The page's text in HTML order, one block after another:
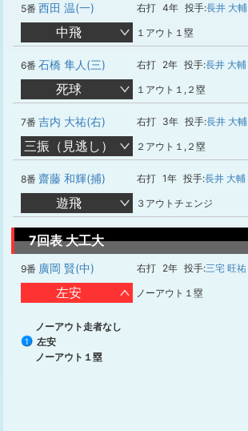
5番 西田 温(一) 右打 4年 投手:長井 大輔
中飛 １アウト１塁
6番 石橋 隼人(三) 右打 2年 投手:長井 大輔
死球 １アウト１,２塁
7番 吉内 大祐(右) 右打 3年 投手:長井 大輔
三振（見逃し） ２アウト１,２塁
8番 齋藤 和輝(捕) 右打 1年 投手:長井 大輔
遊飛 ３アウトチェンジ
7回表 大工大
9番 廣岡 賢(中) 右打 2年 投手:三宅 旺祐
左安 ノーアウト１塁
ノーアウト走者なし
1
左安
ノーアウト１塁